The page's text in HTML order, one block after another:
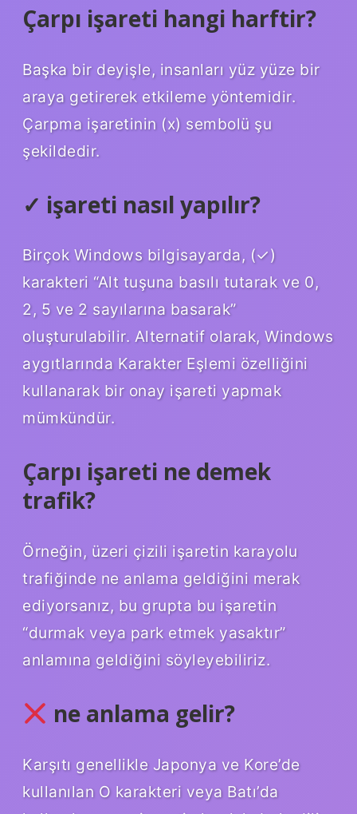
Çarpı işareti hangi harftir?
Başka bir deyişle, insanları yüz yüze bir
araya getirerek etkileme yöntemidir.
Çarpma işaretinin (x) sembolü şu
şekildedir.
✓ işareti nasıl yapılır?
Birçok Windows bilgisayarda, (✓)
karakteri “Alt tuşuna basılı tutarak ve 0,
2, 5 ve 2 sayılarına basarak”
oluşturulabilir. Alternatif olarak, Windows
aygıtlarında Karakter Eşlemi özelliğini
kullanarak bir onay işareti yapmak
mümkündür.
Çarpı işareti ne demek
trafik?
Örneğin, üzeri çizili işaretin karayolu
trafiğinde ne anlama geldiğini merak
ediyorsanız, bu grupta bu işaretin
“durmak veya park etmek yasaktır”
anlamına geldiğini söyleyebiliriz.
ne anlama gelir?
Karşıtı genellikle Japonya ve Kore’de
kullanılan O karakteri veya Batı’da